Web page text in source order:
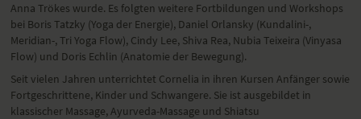
Anna Trökes wurde. Es folgten weitere Fortbildungen und Workshops
bei Boris Tatzky (Yoga der Energie), Daniel Orlansky (Kundalini-,
Meridian-, Tri Yoga Flow), Cindy Lee, Shiva Rea, Nubia Teixeira (Vinyasa
Flow) und Doris Echlin (Anatomie der Bewegung).
Seit vielen Jahren unterrichtet Cornelia in ihren Kursen Anfänger sowie
Fortgeschrittene, Kinder und Schwangere. Sie ist ausgebildet in
klassischer Massage, Ayurveda-Massage und Shiatsu